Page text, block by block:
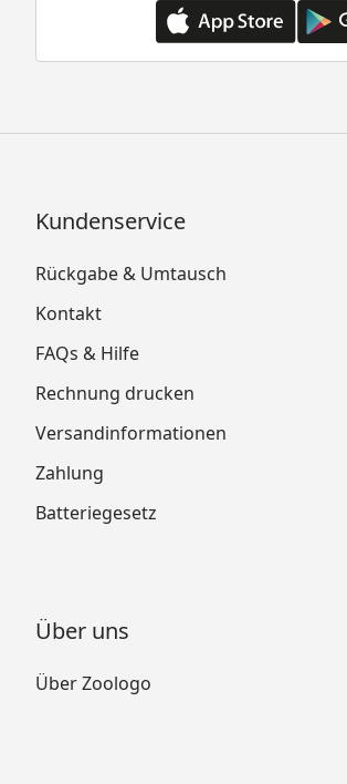
Kundenservice
Rückgabe & Umtausch
Kontakt
FAQs & Hilfe
Rechnung drucken
Versandinformationen
Zahlung
Batteriegesetz
Über uns
Über Zoologo